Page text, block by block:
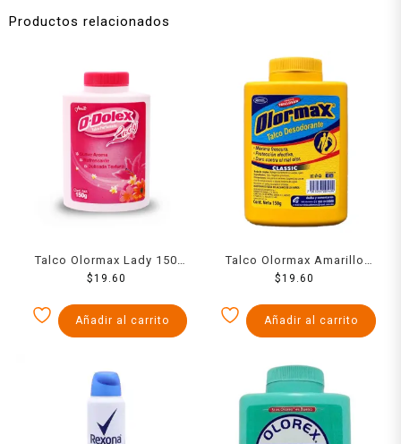
Productos relacionados
Talco Olormax Lady 150
Grs
$19.60
Añadir al carrito
Talco Olormax Amarillo
150 Grs
$19.60
Añadir al carrito